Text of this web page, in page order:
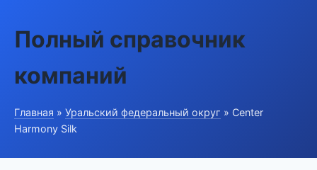
Полный справочник
компаний
Главная » Уральский федеральный округ » Center
Harmony Silk